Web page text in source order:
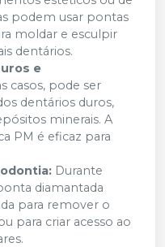
podem usar pontas
moldar e esculpir
dentários.
e
casos, pode ser
dentários duros,
minerais. A
PM é eficaz para
Durante
diamantada
para remover o
para criar acesso ao